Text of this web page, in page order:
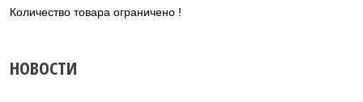
Количество товара ограничено !
НОВОСТИ